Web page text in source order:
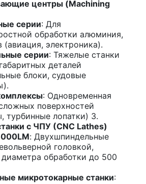
центры (Machining
серии: Для
обработки алюминия,
(авиация, электроника).
серии: Тяжелые станки
деталей
блоки, судовые
: Одновременная
поверхностей
турбинные лопатки) 3.
с ЧПУ (CNC Lathes)
: Двухшпиндельные
головкой,
обработки до 500
микротокарные станки: